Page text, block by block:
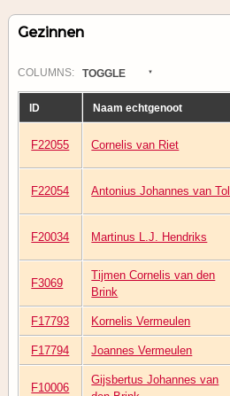
Gezinnen
COLUMN S: TOGGLE
ID Naam echtgenoot
F22055 Cornelis van Riet
F22054 Antonius Johannes van Tol
F20034 Martinus L.J. Hendriks
F3069
Tijmen Cornelis van den
Brink
F17793 Kornelis Vermeulen
F17794 Joannes Vermeulen
F10006
Gijsbertus Johannes van